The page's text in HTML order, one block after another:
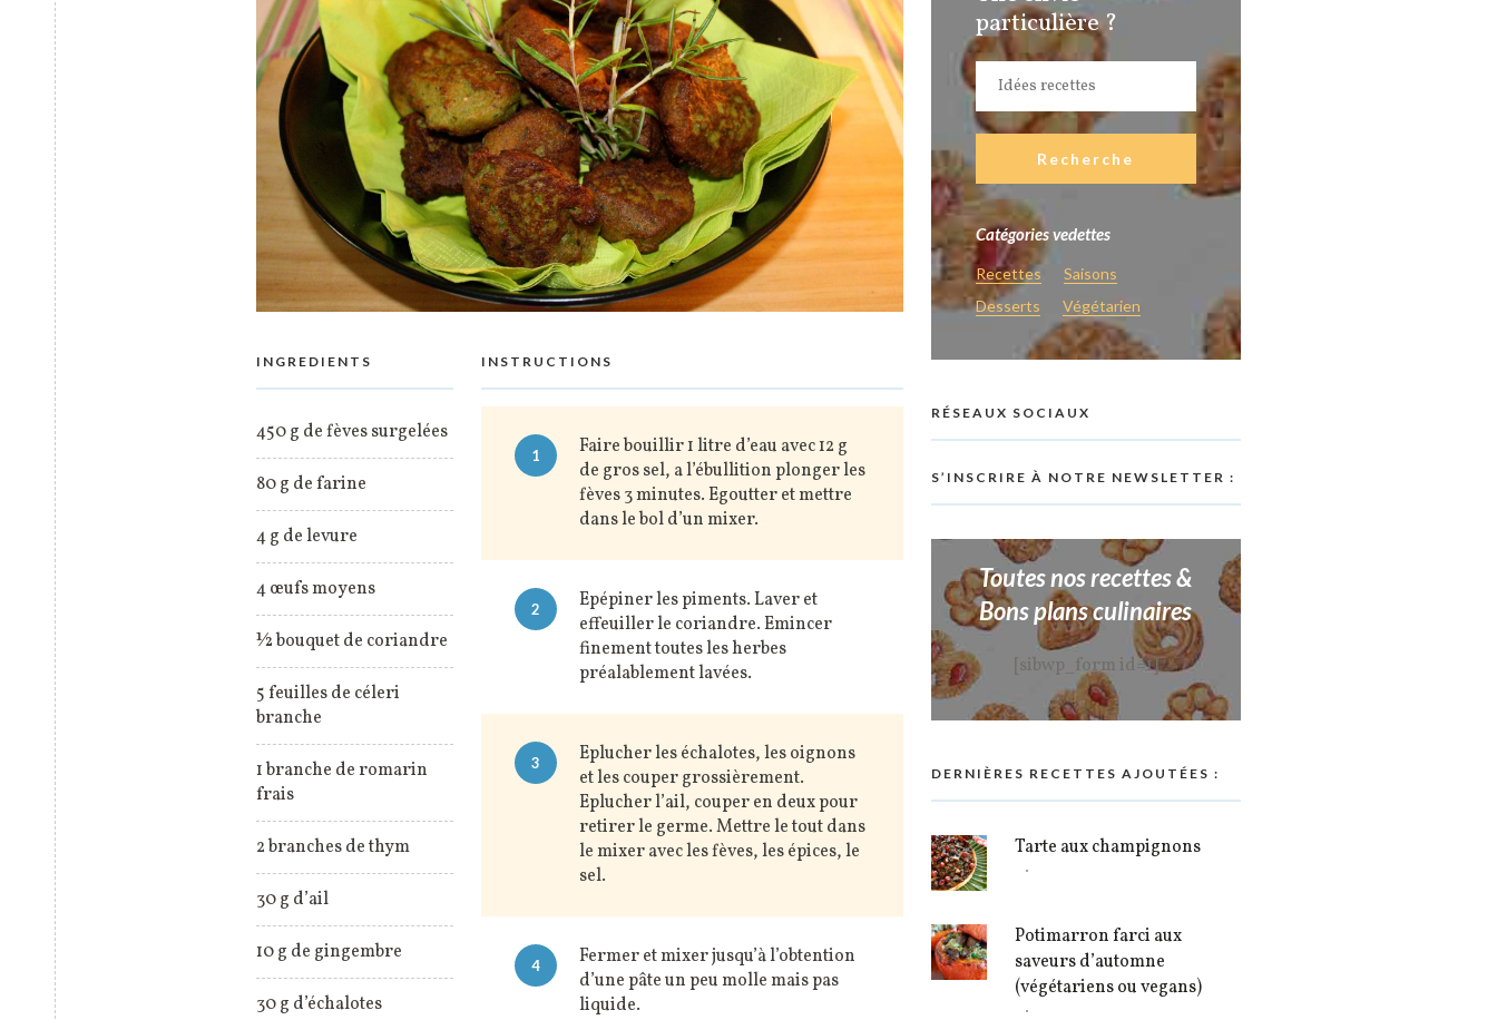
INGREDIENTS
450 g de fèves surgelées
80 g de farine
4 g de levure
4 œufs moyens
½ bouquet de coriandre
5 feuilles de céleri
branche
1 branche de romarin
frais
2 branches de thym
30 g d’ail
10 g de gingembre
30 g d’échalotes
INSTRUCTIONS
1
Faire bouillir 1 litre d’eau avec 12 g
de gros sel, a l’ébullition plonger les
fèves 3 minutes. Egoutter et mettre
dans le bol d’un mixer.
2
Epépiner les piments. Laver et
effeuiller le coriandre. Emincer
finement toutes les herbes
préalablement lavées.
3
Eplucher les échalotes, les oignons
et les couper grossièrement.
Eplucher l’ail, couper en deux pour
retirer le germe. Mettre le tout dans
le mixer avec les fèves, les épices, le
sel.
4
Fermer et mixer jusqu’à l’obtention
d’une pâte un peu molle mais pas
liquide.
particulière ?
Catégories vedettes
Recettes
Saisons
Desserts
Végétarien
RÉSEAUX SOCIAUX
S’INSCRIRE À NOTRE NEWSLETTER :
Toutes nos recettes &
Bons plans culinaires
[sibwp_form id=1]
DERNIÈRES RECETTES AJOUTÉES :
Tarte aux champignons
Potimarron farci aux
saveurs d’automne
(végétariens ou vegans)